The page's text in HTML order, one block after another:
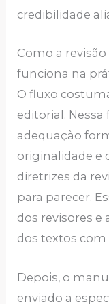
credibilidade
Como a
funciona na
O fluxo
editorial. Nessa
adequação
originalidade e
diretrizes da
para parecer.
dos revisores e
dos textos
Depois, o
enviado a